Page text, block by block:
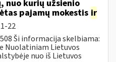
nuo kurių užsienio
pajamų mokestis ir
22
Ši informacija skelbiama:
Nuolatiniam Lietuvos
nuo iš Lietuvos